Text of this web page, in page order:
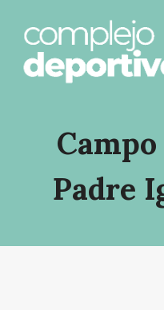
contenido
Padre